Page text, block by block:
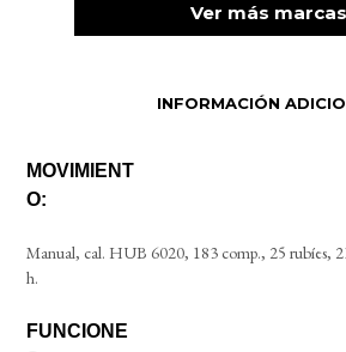
Ver más marcas
INFORMACIÓN
MOVIMIENT
O:
Manual, cal. HUB 6020, 183 comp., 25 rubíes,
h.
FUNCIONE